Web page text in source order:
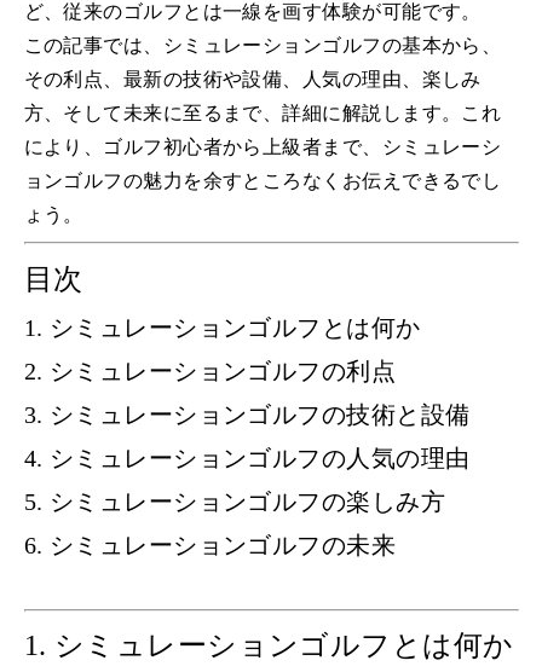
ど、従来のゴルフとは一線を画す体験が可能です。
この記事では、シミュレーションゴルフの基本から、
その利点、最新の技術や設備、人気の理由、楽しみ
方、そして未来に至るまで、詳細に解説します。これ
により、ゴルフ初心者から上級者まで、シミュレーシ
ョンゴルフの魅力を余すところなくお伝えできるでし
ょう。
目次
1. シミュレーションゴルフとは何か
2. シミュレーションゴルフの利点
3. シミュレーションゴルフの技術と設備
4. シミュレーションゴルフの人気の理由
5. シミュレーションゴルフの楽しみ方
6. シミュレーションゴルフの未来
1. シミュレーションゴルフとは何か